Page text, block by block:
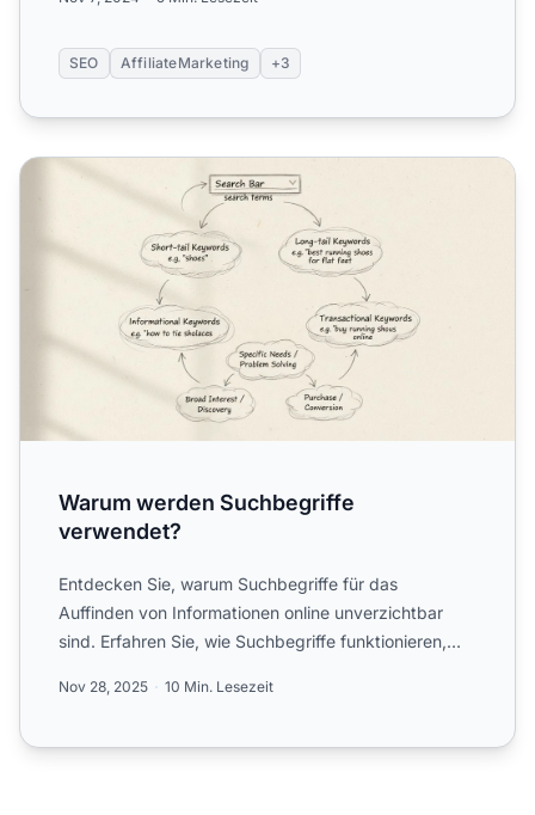
SEO AffiliateMarketing +3
Warum werden Suchbegriffe verwendet?
Warum werden Suchbegriffe
verwendet?
Entdecken Sie, warum Suchbegriffe für das
Auffinden von Informationen online unverzichtbar
sind. Erfahren Sie, wie Suchbegriffe funktionieren,
Nov 28, 2025 10 Min. Lesezeit